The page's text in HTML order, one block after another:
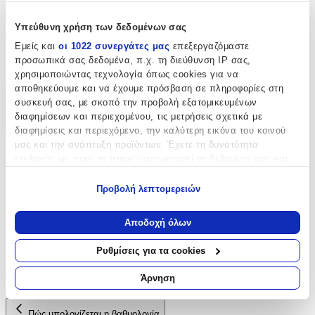
Υπεύθυνη χρήση των δεδομένων σας
Εμείς και οι 1022 συνεργάτες μας επεξεργαζόμαστε
προσωπικά σας δεδομένα, π.χ. τη διεύθυνση IP σας,
χρησιμοποιώντας τεχνολογία όπως cookies για να
αποθηκεύουμε και να έχουμε πρόσβαση σε πληροφορίες στη
συσκευή σας, με σκοπό την προβολή εξατομικευμένων
διαφημίσεων και περιεχομένου, τις μετρήσεις σχετικά με
διαφημίσεις και περιεχόμενο, την καλύτερη εικόνα του κοινού
μας και την ανάπτυξη προϊόντων. Έχετε τη δυνατότητα
Να συλλέξουμε πληροφορίες σχετικά με τη γεωγραφική
σας τοποθεσία, οι οποίες μπορεί να είναι ακριβείς σε
απόσταση μερικών μέτρων
Να αναγνωρίσουμε τη συσκευή σας σαρώνοντας ενεργά
για συγκεκριμένα χαρακτηριστικά (δακτυλικό αποτύπωμα)
Μάθετε περισσότερα σχετικά με τον τρόπο επεξεργασίας των
προσωπικών σας δεδομένων και καθορίστε τις προτιμήσεις σας
Προβολή λεπτομερειών
Αποδοχή όλων
Ρυθμίσεις για τα cookies
Άρνηση
Είδος
:
Ρέλια
Χαρακτηριστικά
Χαρακτηριστικά
Ρέλια
Αξιολογήσεις
Προς το παρόν δεν υπάρχουν άλλες αξιολογήσεις. Όταν
προστεθούν, θα εμφανιστούν εδώ.